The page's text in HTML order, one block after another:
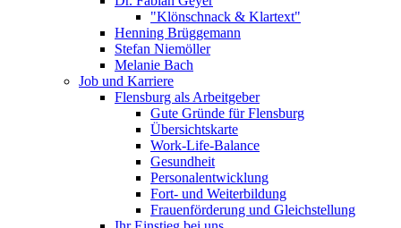
"Klönschnack & Klartext"
Henning Brüggemann
Stefan Niemöller
Melanie Bach
Job und Karriere
Flensburg als Arbeitgeber
Gute Gründe für Flensburg
Übersichtskarte
Work-Life-Balance
Gesundheit
Personalentwicklung
Fort- und Weiterbildung
Frauenförderung und Gleichstellung